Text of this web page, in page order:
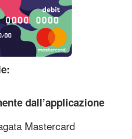
dall’applicazione
Mastercard